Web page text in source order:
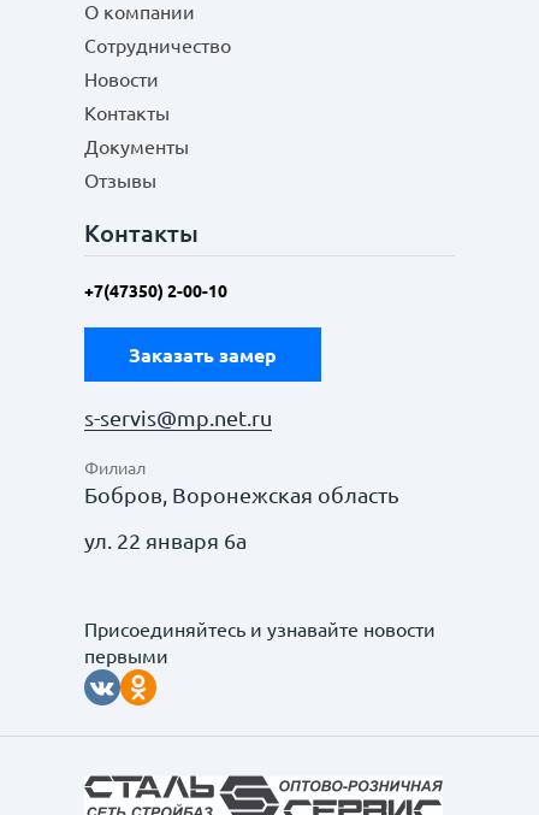
О компании
Сотрудничество
Новости
Контакты
Документы
Отзывы
Контакты
+7(47350) 2-00-10
Заказать замер
s-servis@mp.net.ru
Филиал
Бобров, Воронежская область
ул. 22 января 6а
Присоединяйтесь и узнавайте новости
первыми